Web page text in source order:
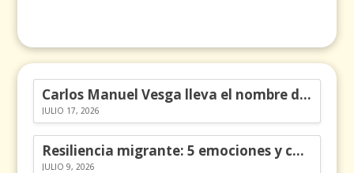
Carlos Manuel Vesga lleva el nombre de Colombia a los Emmy
JULIO 17, 2026
Resiliencia migrante: 5 emociones y cómo gestionarlas
JULIO 9, 2026